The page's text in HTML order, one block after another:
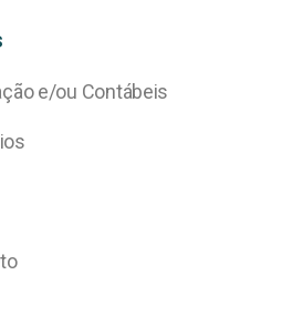
e/ou Contábeis